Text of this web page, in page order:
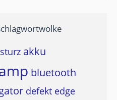
akku
bluetooth
defekt edge